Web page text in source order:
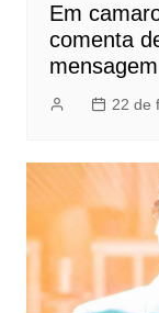
Em
comenta
mensagem
22 de